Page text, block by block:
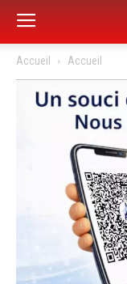
Accueil Accueil